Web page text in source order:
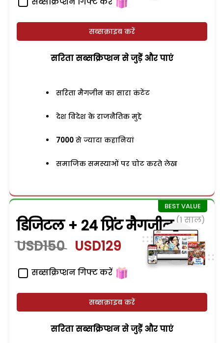
सब्सक्राइब करें
सरिता सब्सक्रिप्शन से जुड़ेें और पाएं
सरिता मैगजीन का सारा कंटेंट
देश विदेश के राजनैतिक मुद्दे
7000 से ज्यादा कहानियां
समाजिक समस्याओं पर चोट करते लेख
डिजिटल + 24 प्रिंट मैगजीन (1 साल)
USD150 USD129
सब्सक्रिप्शन गिफ्ट करें
सब्सक्राइब करें
सरिता सब्सक्रिप्शन से जुड़ेें और पाएं